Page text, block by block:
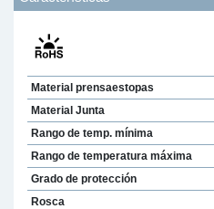
Material prensaestopas
Material Junta
Rango de temp. mínima
Rango de temperatura máxima
Grado de protección
Rosca